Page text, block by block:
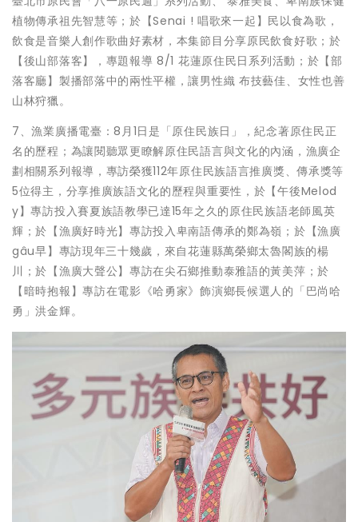
植物傳承祖先智慧等；於【Senai ! 唱歌來一起】民以食為歌，
飲食是音樂人創作歌曲好素材，本集節目分享原民飲食好歌；於
【後山部落客】，專題報導 8/1 花蓮原住民日系列活動；於【部
落客廳】製播部落中的兩性平權，讓男性織 布技藝佳、女性也善
山林狩獵。
7、漁業廣播電臺：8月1日是「原住民族日」，紀念著原住民正
名的歷程；為讓閱聽眾更瞭解原住民語言與文化的內涵，漁廣企
劃相關系列報導，專訪榮獲112年原住民族語言推廣獎、傳承獎等
5位得主，分享推廣族語文化的歷程與重要性，於【午後Melod
y】專訪投入賽夏族語教學已達15年之久的原住民族語老師風英
輝；於【漁廣好時光】專訪投入卑南語傳承的鄭為嶺；於【漁廣
gâu早】專訪現年三十幾歲，來自花蓮縣萬榮鄉太魯閣族的楊
川；於【漁廣大聲公】專訪在尖石鄉推動泰雅語的黃美萍；於
【暗時抱報】專訪在電影《哈勇家》飾演鄉長候選人的「巴尚哈
勇」洪金輝。